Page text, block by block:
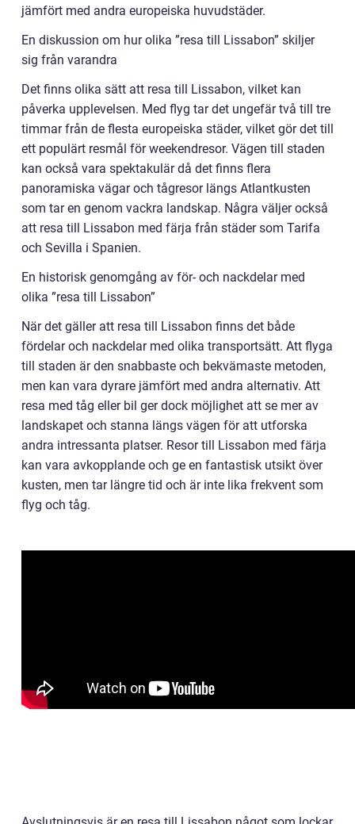
jämfört med andra europeiska huvudstäder.
En diskussion om hur olika ”resa till Lissabon” skiljer
sig från varandra
Det finns olika sätt att resa till Lissabon, vilket kan
påverka upplevelsen. Med flyg tar det ungefär två till tre
timmar från de flesta europeiska städer, vilket gör det till
ett populärt resmål för weekendresor. Vägen till staden
kan också vara spektakulär då det finns flera
panoramiska vägar och tågresor längs Atlantkusten
som tar en genom vackra landskap. Några väljer också
att resa till Lissabon med färja från städer som Tarifa
och Sevilla i Spanien.
En historisk genomgång av för- och nackdelar med
olika ”resa till Lissabon”
När det gäller att resa till Lissabon finns det både
fördelar och nackdelar med olika transportsätt. Att flyga
till staden är den snabbaste och bekvämaste metoden,
men kan vara dyrare jämfört med andra alternativ. Att
resa med tåg eller bil ger dock möjlighet att se mer av
landskapet och stanna längs vägen för att utforska
andra intressanta platser. Resor till Lissabon med färja
kan vara avkopplande och ge en fantastisk utsikt över
kusten, men tar längre tid och är inte lika frekvent som
flyg och tåg.